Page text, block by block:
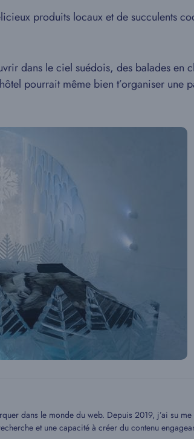
produits locaux et de succulents
dans le ciel suédois, des balades en
pourrait même bien t’organiser une
dans le monde du web. Depuis 2019, j’ai su
et une capacité à créer du contenu